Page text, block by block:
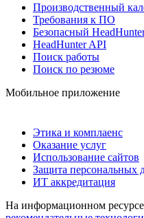
Производственный
Требования к ПО
Безопасный
HeadHunter API
Поиск работы
Поиск по резюме
Мобильное приложение
Этика и комплаенс
Оказание услуг
Использование сайтов
Защита персональных
ИТ аккредитация
На информационном